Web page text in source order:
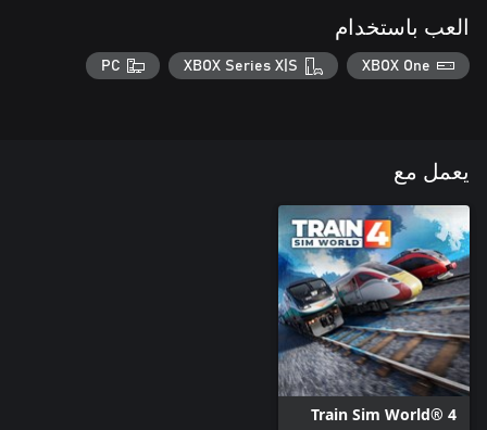
العب باستخدام
XBOX One
XBOX Series X|S
PC
يعمل مع
Train Sim World® 4